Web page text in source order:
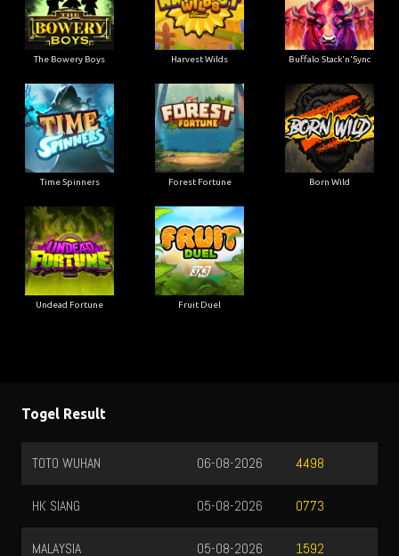
The Bowery Boys Harvest Wilds Buffalo Stack'n'Sync
Time Spinners Forest Fortune Born Wild
Undead Fortune Fruit Duel
Togel Result
TOTO WUHAN 4498
06-08-2026
HK SIANG 0773
05-08-2026
MALAYSIA 1592
05-08-2026